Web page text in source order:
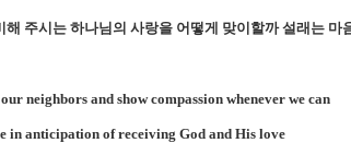
주시는 하나님의 사랑을 어떻게 맞이할까 설래는 마
neighbors and show compassion whenever we can
in anticipation of receiving God and His love